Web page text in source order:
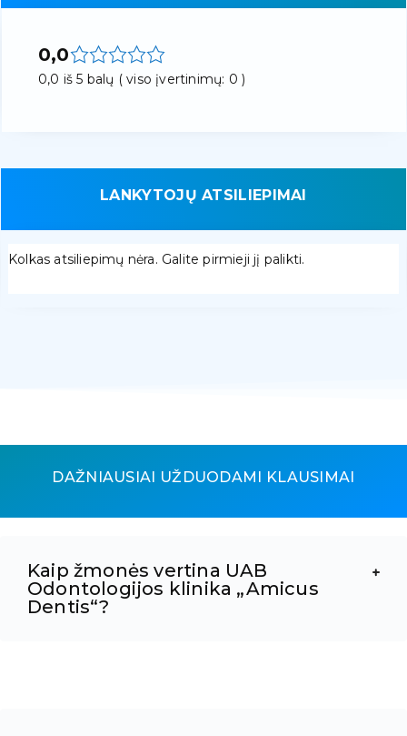
0,0
0,0 iš 5 balų ( viso įvertinimų: 0 )
LANKYTOJŲ ATSILIEPIMAI
Kolkas atsiliepimų nėra. Galite pirmieji jį palikti.
DAŽNIAUSIAI UŽDUODAMI KLAUSIMAI
Kaip žmonės vertina UAB
Odontologijos klinika „Amicus
Dentis“?